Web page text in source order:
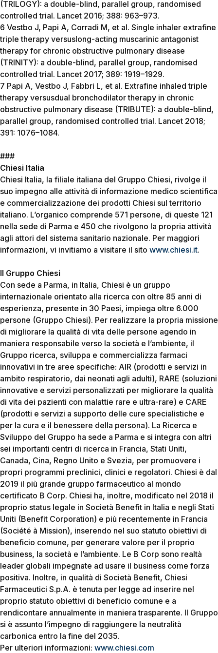
(TRILOGY): a double-blind, parallel group, randomised
controlled trial. Lancet 2016; 388: 963–973.
6 Vestbo J, Papi A, Corradi M, et al. Single inhaler extrafine
triple therapy versuslong-acting muscarinic antagonist
therapy for chronic obstructive pulmonary disease
(TRINITY): a double-blind, parallel group, randomised
controlled trial. Lancet 2017; 389: 1919–1929.
7 Papi A, Vestbo J, Fabbri L, et al. Extrafine inhaled triple
therapy versusdual bronchodilator therapy in chronic
obstructive pulmonary disease (TRIBUTE): a double-blind,
parallel group, randomised controlled trial. Lancet 2018;
391: 1076–1084.
###
Chiesi Italia
Chiesi Italia, la filiale italiana del Gruppo Chiesi, rivolge il
suo impegno alle attività di informazione medico scientifica
e commercializzazione dei prodotti Chiesi sul territorio
italiano. L’organico comprende 571 persone, di queste 121
nella sede di Parma e 450 che rivolgono la propria attività
agli attori del sistema sanitario nazionale. Per maggiori
informazioni, vi invitiamo a visitare il sito www.chiesi.it.
Il Gruppo Chiesi
Con sede a Parma, in Italia, Chiesi è un gruppo
internazionale orientato alla ricerca con oltre 85 anni di
esperienza, presente in 30 Paesi, impiega oltre 6.000
persone (Gruppo Chiesi). Per realizzare la propria missione
di migliorare la qualità di vita delle persone agendo in
maniera responsabile verso la società e l’ambiente, il
Gruppo ricerca, sviluppa e commercializza farmaci
innovativi in tre aree specifiche: AIR (prodotti e servizi in
ambito respiratorio, dai neonati agli adulti), RARE (soluzioni
innovative e servizi personalizzati per migliorare la qualità
di vita dei pazienti con malattie rare e ultra-rare) e CARE
(prodotti e servizi a supporto delle cure specialistiche e
per la cura e il benessere della persona). La Ricerca e
Sviluppo del Gruppo ha sede a Parma e si integra con altri
sei importanti centri di ricerca in Francia, Stati Uniti,
Canada, Cina, Regno Unito e Svezia, per promuovere i
propri programmi preclinici, clinici e regolatori. Chiesi è dal
2019 il più grande gruppo farmaceutico al mondo
certificato B Corp. Chiesi ha, inoltre, modificato nel 2018 il
proprio status legale in Società Benefit in Italia e negli Stati
Uniti (Benefit Corporation) e più recentemente in Francia
(Société à Mission), inserendo nel suo statuto obiettivi di
beneficio comune, per generare valore per il proprio
business, la società e l’ambiente. Le B Corp sono realtà
leader globali impegnate ad usare il business come forza
positiva. Inoltre, in qualità di Società Benefit, Chiesi
Farmaceutici S.p.A. è tenuta per legge ad inserire nel
proprio statuto obiettivi di beneficio comune e a
rendicontare annualmente in maniera trasparente. Il Gruppo
si è assunto l’impegno di raggiungere la neutralità
carbonica entro la fine del 2035.
Per ulteriori informazioni: www.chiesi.com